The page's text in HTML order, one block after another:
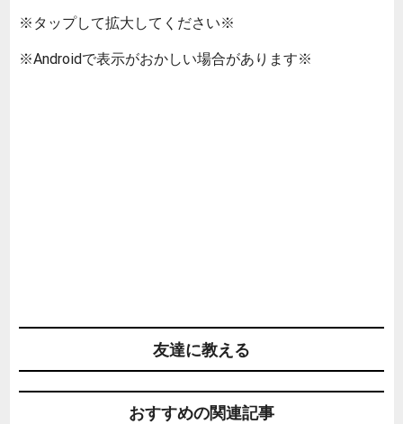
※タップして拡大してください※
※Androidで表示がおかしい場合があります※
友達に教える
おすすめの関連記事